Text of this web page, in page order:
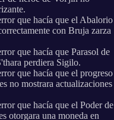
que hacía que el Abalorio
con Bruja zarza
que hacía que Parasol de
perdiera Sigilo.
que hacía que el progreso
no mostrara actualizaciones
que hacía que el Poder de
otorgara una moneda en